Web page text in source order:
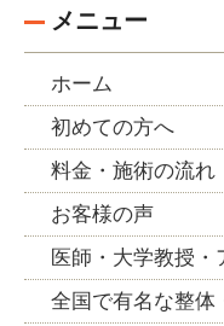
メニュー
ホーム
初めての方へ
料金・施術の流れ
お客様の声
医師・大学教授
全国で有名な整体